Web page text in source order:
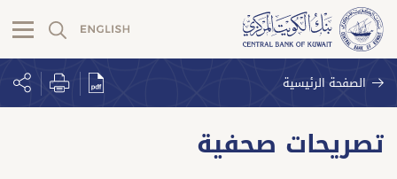
الصفحة الرئيسية
تصريحات صحفية